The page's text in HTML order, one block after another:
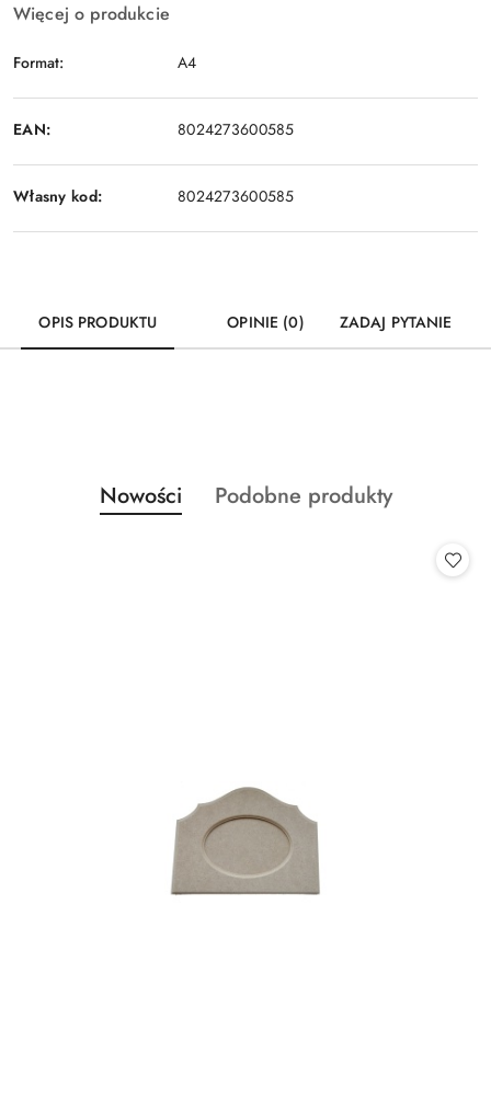
Więcej o produkcie
Format: A4
EAN: 8024273600585
Własny kod: 8024273600585
OPIS PRODUKTU OPINIE (0) ZADAJ PYTANIE
Pomiń karuzelę produktów
Produkty
o
Nowości
Produkty
Podobne produkty